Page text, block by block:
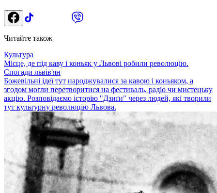
Читайте також
Культура
Місце, де під каву і коньяк у Львові робили революцію.
Спогади львів'ян
Божевільні ідеї тут народжувалися за кавою і коньяком, а
згодом могли перетворитися на фестиваль, радіо чи мистецьку
акцію. Розповідаємо історію "Дзиґи" через людей, які творили
тут культурну революцію Львова.